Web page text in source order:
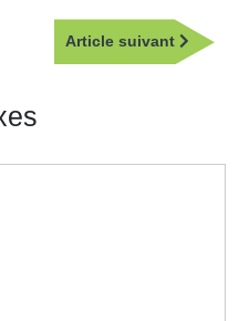
Article suivant
Article